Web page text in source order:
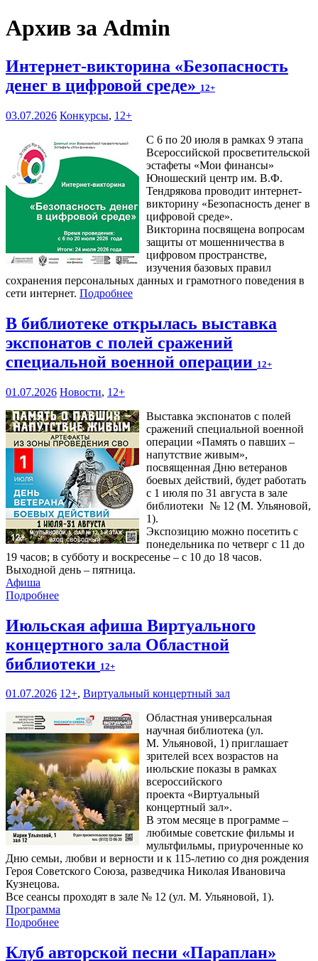
Архив за Admin
Интернет-викторина «Безопасность
денег в цифровой среде» 12+
03.07.2026 Конкурсы, 12+
С 6 по 20 июля в рамках 9 этапа
Всероссийской просветительской
эстафеты «Мои финансы»
Юношеский центр им. В.Ф.
Тендрякова проводит интернет-
викторину «Безопасность денег в
цифровой среде».
Викторина посвящена вопросам
защиты от мошенничества в
цифровом пространстве,
изучения базовых правил
сохранения персональных данных и грамотного поведения в
сети интернет. Подробнее
В библиотеке открылась выставка
экспонатов с полей сражений
специальной военной операции 12+
01.07.2026 Новости, 12+
Выставка экспонатов с полей
сражений специальной военной
операции «Память о павших –
напутствие живым»,
посвященная Дню ветеранов
боевых действий, будет работать
с 1 июля по 31 августа в зале
библиотеки № 12 (М. Ульяновой,
1).
Экспозицию можно посетить с
понедельника по четверг с 11 до
19 часов; в субботу и воскресенье – с 10 до 18 часов.
Выходной день – пятница.
Афиша
Подробнее
Июльская афиша Виртуального
концертного зала Областной
библиотеки 12+
01.07.2026 12+, Виртуальный концертный зал
Областная универсальная
научная библиотека (ул.
М. Ульяновой, 1) приглашает
зрителей всех возрастов на
июльские показы в рамках
всероссийского
проекта «Виртуальный
концертный зал».
В этом месяце в программе –
любимые советские фильмы и
мультфильмы, приуроченные ко
Дню семьи, любви и верности и к 115-летию со дня рождения
Героя Советского Союза, разведчика Николая Ивановича
Кузнецова.
Все сеансы проходят в зале № 12 (ул. М. Ульяновой, 1).
Программа
Подробнее
Клуб авторской песни «Параплан»